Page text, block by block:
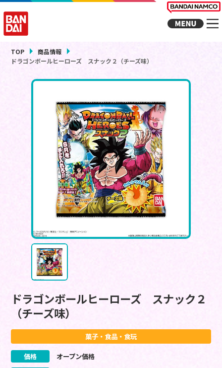
TOP
商品情報
ドラゴンボールヒーローズ スナック２（チーズ味）
ドラゴンボールヒーローズ スナック２
（チーズ味）
菓子・食品・食玩
価格
オープン価格